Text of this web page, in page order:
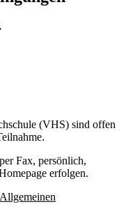
(VHS) sind offen
Fax, persönlich,
erfolgen.